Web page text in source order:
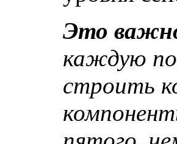
Это
каждую по
строить